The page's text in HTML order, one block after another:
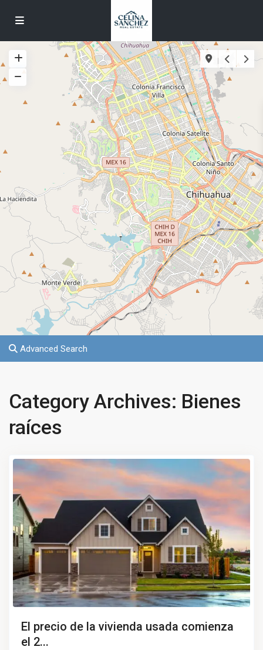
Advanced Search
Category Archives: Bienes
raíces
El precio de la vivienda usada comienza
el 2...